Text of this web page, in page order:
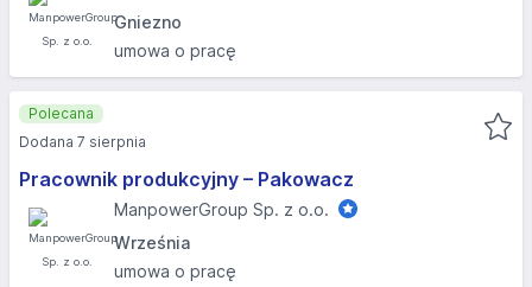
Gniezno
umowa o pracę
Pracownik produkcyjny – Pakowacz
ManpowerGroup Sp. z o.o.
Września
umowa o pracę
Polecana
Dodana 7 sierpnia